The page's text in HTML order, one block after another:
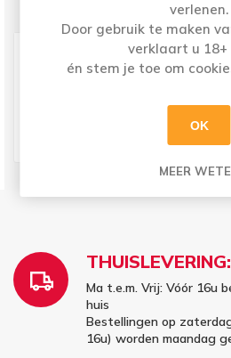
PRODUCT
Wit
Land Frankrijk
Loire
0,75 l
THUISLEVERING:
Ma t.e.m. Vrij: Vóór 16u
huis
Bestellingen op
16u) worden maandag
verlenen.
Door gebruik te maken
verklaart u 18+
én stem je toe om
OK
MEER